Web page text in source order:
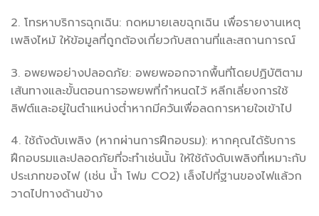
2. โทรหาบริการฉุกเฉิน: กดหมายเลขฉุกเฉิน เพื่อรายงานเหตุ
เพลิงไหม้ ให้ข้อมูลที่ถูกต้องเกี่ยวกับสถานที่และสถานการณ์
3. อพยพอย่างปลอดภัย: อพยพออกจากพื้นที่โดยปฏิบัติตาม
เส้นทางและขั้นตอนการอพยพที่กำหนดไว้ หลีกเลี่ยงการใช้
ลิฟต์และอยู่ในตำแหน่งต่ำหากมีควันเพื่อลดการหายใจเข้าไป
4. ใช้ถังดับเพลิง (หากผ่านการฝึกอบรม): หากคุณได้รับการ
ฝึกอบรมและปลอดภัยที่จะทำเช่นนั้น ให้ใช้ถังดับเพลิงที่เหมาะกับ
ประเภทของไฟ (เช่น น้ำ โฟม CO2) เล็งไปที่ฐานของไฟแล้วก
วาดไปทางด้านข้าง